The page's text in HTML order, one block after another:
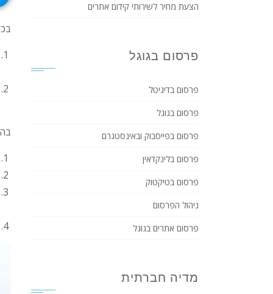
הצעת מחיר לשירותי קידום אתרים
פרסום בגוגל
פרסום בדיגיטל
פרסום בגוגל
פרסום בפייסבוק ובאינסטגרם
פרסום בלינקדאין
פרסום בטיקטוק
ניהול הפרסום
פרסום אתרים בגוגל
מדיה חברתית